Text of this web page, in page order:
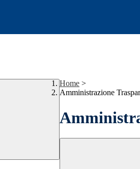
Home >
Amministrazione